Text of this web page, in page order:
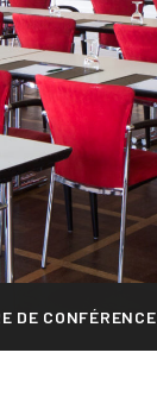
DE CONFÉRENCE